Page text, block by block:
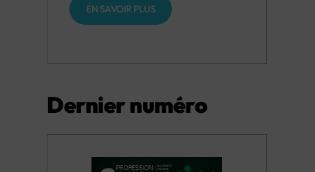
EN SAVOIR PLUS
Dernier numéro